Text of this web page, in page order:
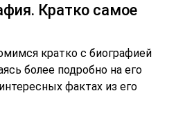
Кратко самое
кратко с биографией
более подробно на его
фактах из его